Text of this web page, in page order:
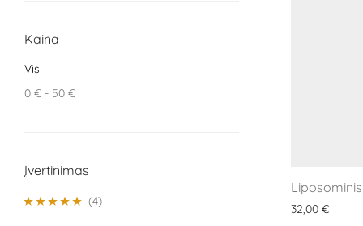
Kaina
Visi
0 € - 50 €
Įvertinimas
(4)
32,00 €